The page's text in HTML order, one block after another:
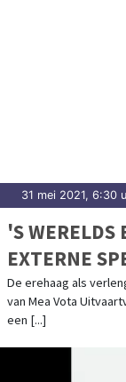
31 mei 2021, 6:30
'S WERELDS
EXTERNE
De erehaag als
van Mea Vota
een [...]